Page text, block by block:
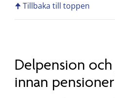
🠉 Tillbaka till toppen
Delpension
innan